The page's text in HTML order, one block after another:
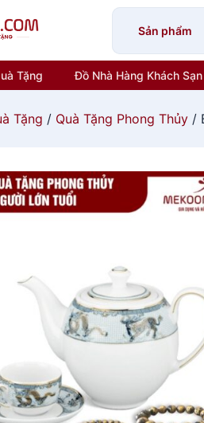
Sản phẩm
Tặng Đồ Nhà Hàng Khách Sạn
Tặng / Quà Tặng Phong Thủy /